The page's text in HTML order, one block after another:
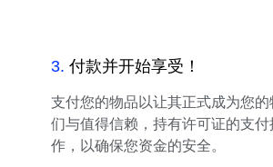
3. 付款并开始享受！
支付您的物品以让其正式成为您的
们与值得信赖，持有许可证的支付
作，以确保您资金的安全。